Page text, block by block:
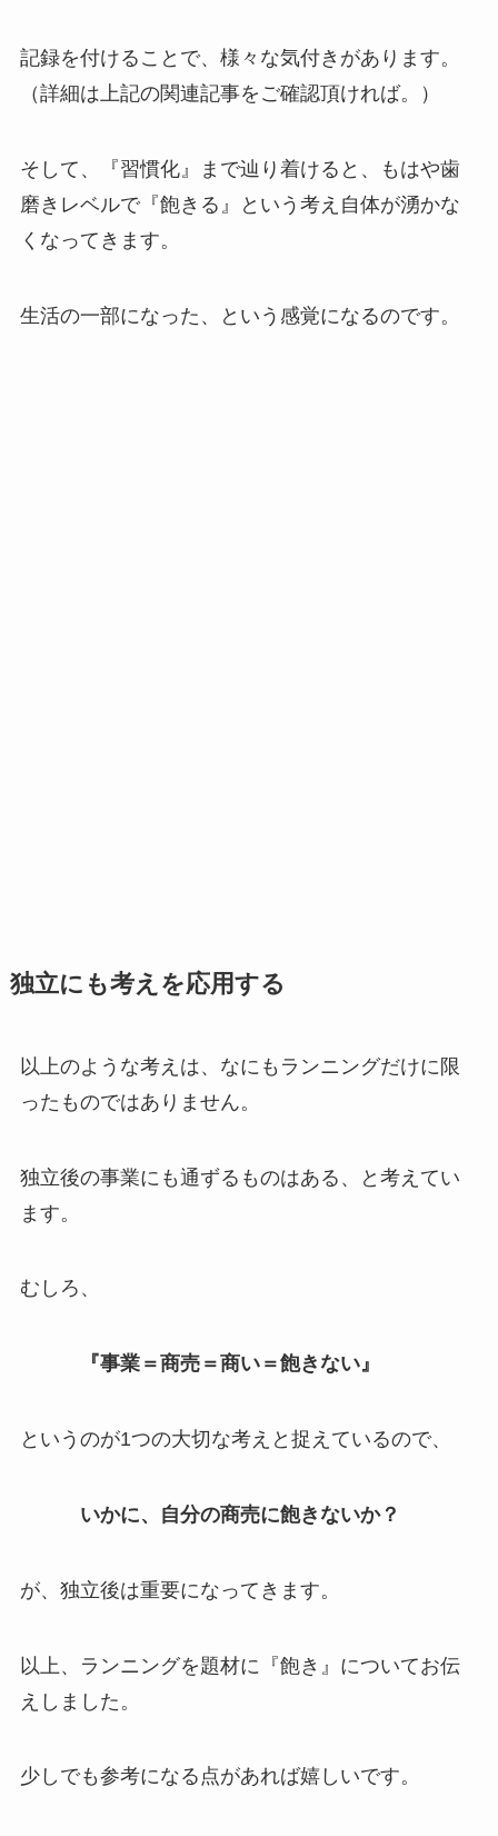
記録を付けることで、様々な気付きがあります。
（詳細は上記の関連記事をご確認頂ければ。）
そして、『習慣化』まで辿り着けると、もはや歯
磨きレベルで『飽きる』という考え自体が湧かな
くなってきます。
生活の一部になった、という感覚になるのです。
独立にも考えを応用する
以上のような考えは、なにもランニングだけに限
ったものではありません。
独立後の事業にも通ずるものはある、と考えてい
ます。
むしろ、
『事業＝商売＝商い＝飽きない』
というのが1つの大切な考えと捉えているので、
いかに、自分の商売に飽きないか？
が、独立後は重要になってきます。
以上、ランニングを題材に『飽き』についてお伝
えしました。
少しでも参考になる点があれば嬉しいです。